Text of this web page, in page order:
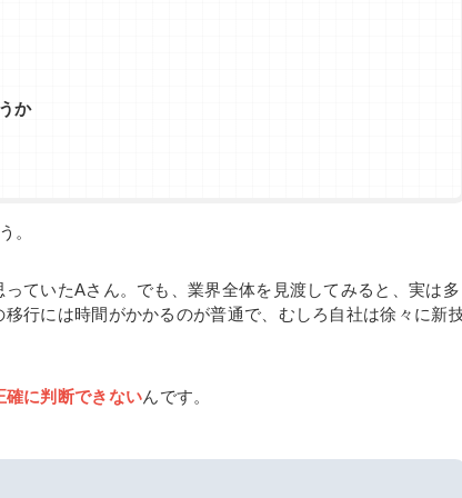
か
。
ていたAさん。でも、業界全体を見渡してみると、実は多
行には時間がかかるのが普通で、むしろ自社は徐々に新
確に判断できないんです。